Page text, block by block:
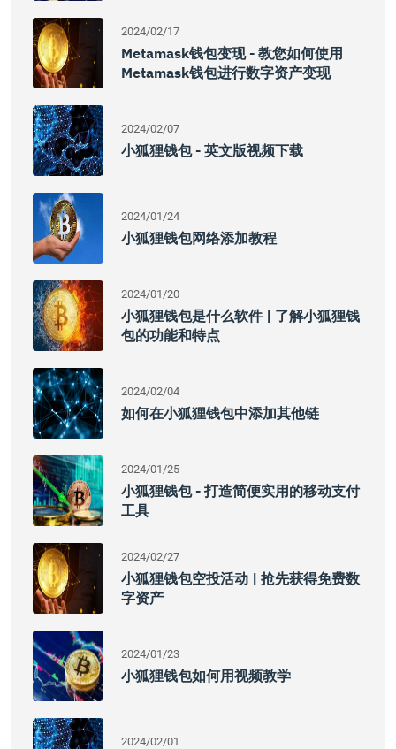
2024/02/17
Metamask钱包变现 - 教您如何使用
Metamask钱包进行数字资产变现
2024/02/07
小狐狸钱包 - 英文版视频下载
2024/01/24
小狐狸钱包网络添加教程
2024/01/20
小狐狸钱包是什么软件 | 了解小狐狸钱
包的功能和特点
2024/02/04
如何在小狐狸钱包中添加其他链
2024/01/25
小狐狸钱包 - 打造简便实用的移动支付
工具
2024/02/27
小狐狸钱包空投活动 | 抢先获得免费数
字资产
2024/01/23
小狐狸钱包如何用视频教学
2024/02/01